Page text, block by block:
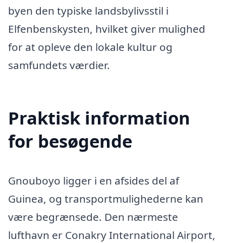
byen den typiske landsbylivsstil i
Elfenbenskysten, hvilket giver mulighed
for at opleve den lokale kultur og
samfundets værdier.
Praktisk information
for besøgende
Gnouboyo ligger i en afsides del af
Guinea, og transportmulighederne kan
være begrænsede. Den nærmeste
lufthavn er Conakry International Airport,